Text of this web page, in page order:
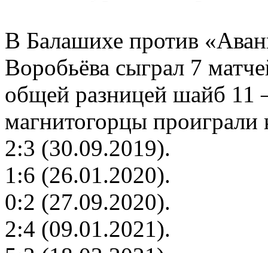
В Балашихе против
Воробьёва сыграл 7
общей разницей шайб 11
магнитогорцы
2:3 (30.09.2019).
1:6 (26.01.2020).
0:2 (27.09.2020).
2:4 (09.01.2021).